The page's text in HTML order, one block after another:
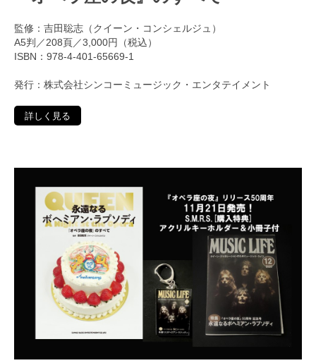
監修：吉田聡志（クイーン・コンシェルジュ）
A5判／208頁／3,000円（税込）
ISBN：978-4-401-65669-1
発行：株式会社シンコーミュージック・エンタテイメント
詳しく見る